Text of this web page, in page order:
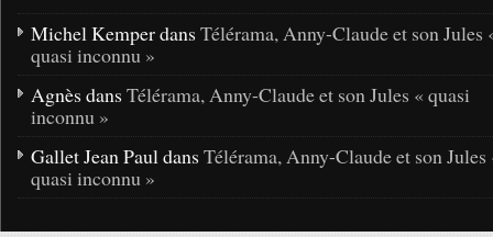
Michel Kemper dans Télérama, Anny-Claude et son Jules
quasi inconnu »
Agnès dans Télérama, Anny-Claude et son Jules « quasi
inconnu »
Gallet Jean Paul dans Télérama, Anny-Claude et son Jules
quasi inconnu »